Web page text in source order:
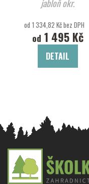
jabloň okr.
od 1 334,82 Kč bez DPH
od 1 495 Kč
DETAIL